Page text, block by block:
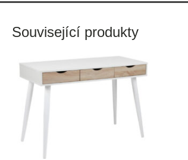
Související produkty